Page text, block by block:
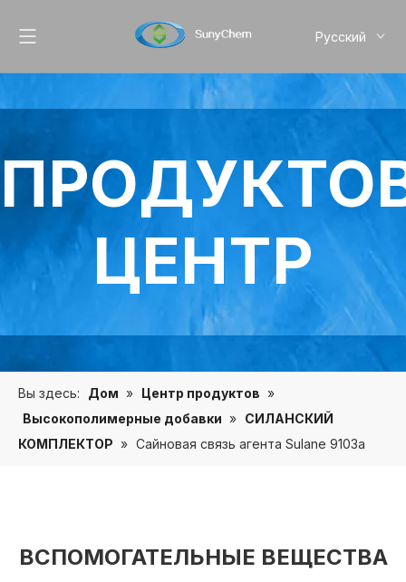
Pусский
简体中文
ЦЕНТР
Вы здесь: Дом » Центр продуктов »
Высокополимерные добавки » СИЛАНСКИЙ
КОМПЛЕКТОР » Сайновая связь агента Sulane 9103a
ВСПОМОГАТЕЛЬНЫЕ ВЕЩЕСТВА